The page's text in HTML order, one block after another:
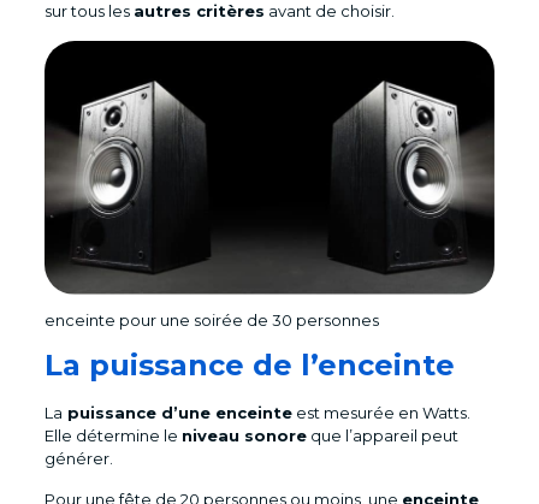
sur tous les autres critères avant de choisir.
enceinte pour une soirée de 30 personnes
La puissance de l’enceinte
La puissance d’une enceinteest mesurée en Watts.
Elle détermine le niveau sonoreque l’appareil peut
générer.
Pour une fête de 20 personnes ou moins, une enceinte